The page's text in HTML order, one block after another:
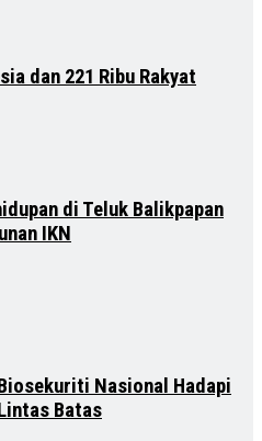
dan 221 Ribu Rakyat
di Teluk Balikpapan
IKN
Nasional Hadapi
Batas